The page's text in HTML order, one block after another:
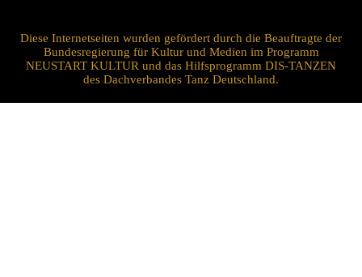
Diese Internetseiten wurden gefördert durch die Beauftragte der
Bundesregierung für Kultur und Medien im Programm
NEUSTART KULTUR und das Hilfsprogramm DIS-TANZEN
des Dachverbandes Tanz Deutschland.